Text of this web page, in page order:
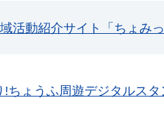
活動紹介サイト「ちょみ
!ちょうふ周遊デジタルス